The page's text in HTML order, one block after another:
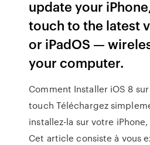
update your
touch to the latest
or iPadOS —
your computer.
Comment Installer iOS 8
touch Téléchargez
installez-la sur votre
Cet article consiste à vous